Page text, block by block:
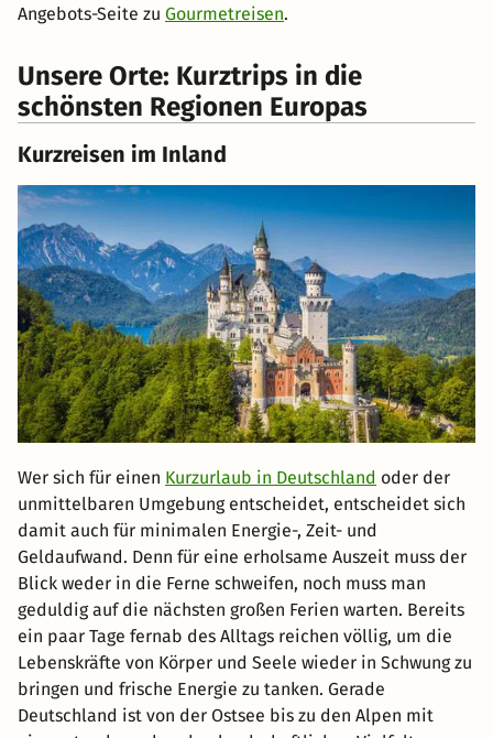
Angebots-Seite zu Gourmetreisen.
Unsere Orte: Kurztrips in die
schönsten Regionen Europas
Kurzreisen im Inland
Wer sich für einen Kurzurlaub in Deutschland oder der
unmittelbaren Umgebung entscheidet, entscheidet sich
damit auch für minimalen Energie-, Zeit- und
Geldaufwand. Denn für eine erholsame Auszeit muss der
Blick weder in die Ferne schweifen, noch muss man
geduldig auf die nächsten großen Ferien warten. Bereits
ein paar Tage fernab des Alltags reichen völlig, um die
Lebenskräfte von Körper und Seele wieder in Schwung zu
bringen und frische Energie zu tanken. Gerade
Deutschland ist von der Ostsee bis zu den Alpen mit